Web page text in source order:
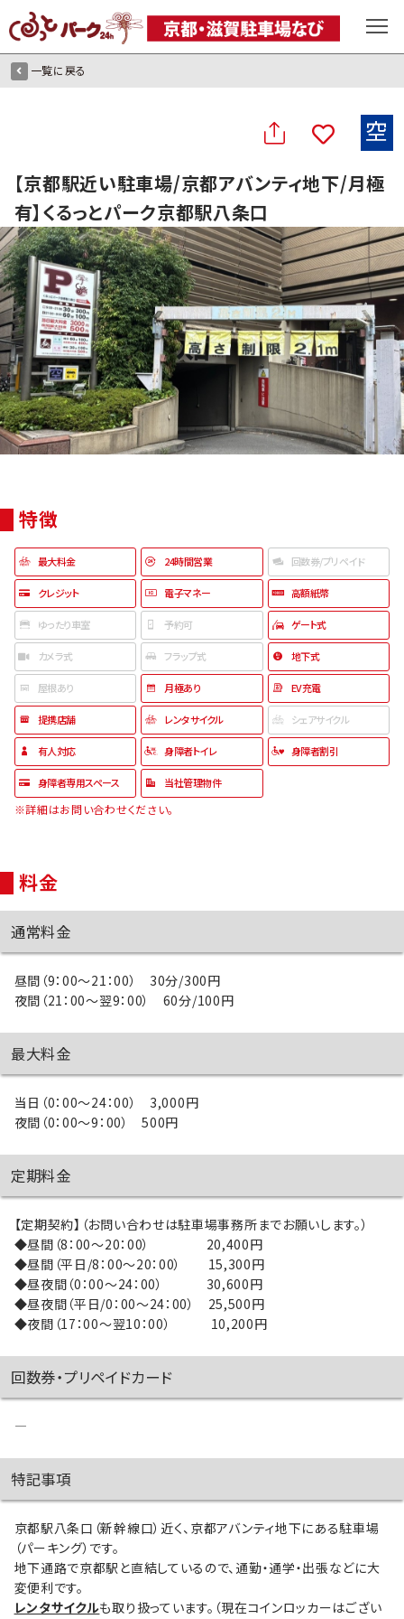
一覧に戻る
空
【京都駅近い駐車場/京都アバンティ地下/月極
有】くるっとパーク京都駅八条口
特徴
最大料金 24時間営業 回数券/プリペイド
クレジット 電子マネー 高額紙幣
ゆったり車室 予約可 ゲート式
カメラ式 フラップ式 地下式
屋根あり 月極あり EV充電
提携店舗 レンタサイクル シェアサイクル
有人対応 身障者トイレ 身障者割引
身障者専用スペース 当社管理物件
※詳細はお問い合わせください。
料金
通常料金
昼間（9：00～21：00） 30分/300円
夜間（21：00～翌9：00） 60分/100円
最大料金
当日（0：00～24：00） 3,000円
夜間（0：00～9：00） 500円
定期料金
【定期契約】（お問い合わせは駐車場事務所までお願いします。）
◆昼間（8：00～20：00） 20,400円
◆昼間（平日/8：00～20：00） 15,300円
◆昼夜間（0：00～24：00） 30,600円
◆昼夜間（平日/0：00～24：00） 25,500円
◆夜間（17：00～翌10：00） 10,200円
回数券・プリペイドカード
―
特記事項
京都駅八条口（新幹線口）近く、京都アバンティ地下にある駐車場
（パーキング）です。
地下通路で京都駅と直結しているので、通勤・通学・出張などに大
変便利です。
レンタサイクルも取り扱っています。（現在コインロッカーはござい